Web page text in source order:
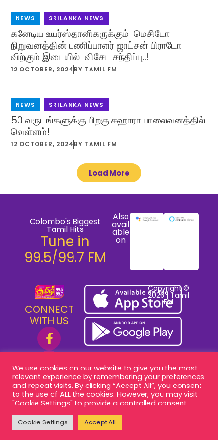
NEWS SRILANKA NEWS
கனேடிய உயர்ஸ்தானிகருக்கும் மெசிடோ
நிறுவனத்தின் பணிப்பாளர் ஜாட்சன் பிராடோ
விற்கும் இடையில் விசேட சந்திப்பு..!
12 OCTOBER, 2024 BY TAMIL FM
NEWS SRILANKA NEWS
50 வருடங்களுக்கு பிறகு சஹாரா பாலைவனத்தில்
வெள்ளம்!
12 OCTOBER, 2024 BY TAMIL FM
Load More
Colombo's Biggest
Tamil Hits
Tune in
99.5/99.7 FM
Also
avail
able
on
CONNECT
WITH US
Copyright ©
2026 | Tamil
FM
We use cookies on our website to give you the most
relevant experience by remembering your preferences
and repeat visits. By clicking “Accept All”, you consent
to the use of ALL the cookies. However, you may visit
"Cookie Settings" to provide a controlled consent.
Cookie Settings Accept All